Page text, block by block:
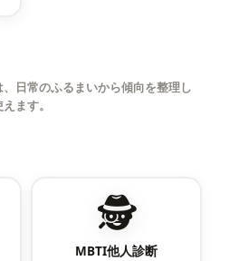
日常のふるまいから傾向を整理し
ます。
🕵️
MBTI他人診断